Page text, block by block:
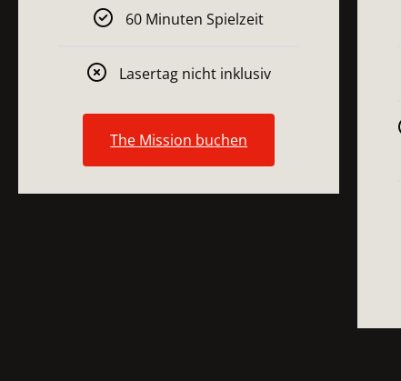
60 Minuten Spielzeit
Lasertag nicht inklusiv
The Mission buchen